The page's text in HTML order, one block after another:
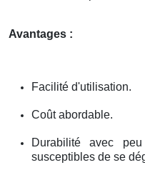
Avantages :
Facilité d'utilisation.
Coût abordable.
Durabilité avec
susceptibles de se